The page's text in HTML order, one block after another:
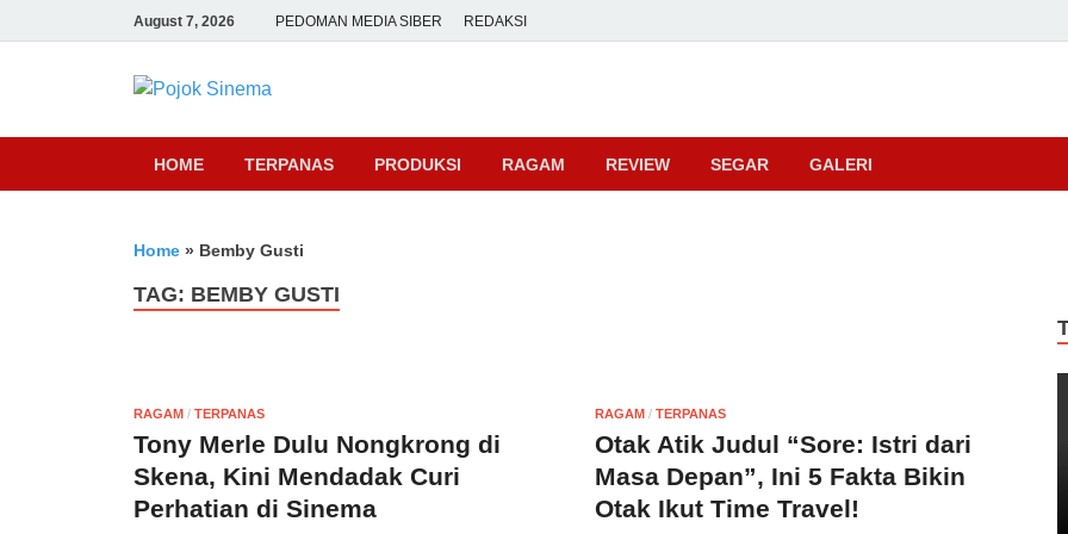
August 7, 2026 PEDOMAN MEDIA SIBER REDAKSI
Pojok Sinema
HOME TERPANAS PRODUKSI RAGAM REVIEW SEGAR GALERI
Home » Bemby Gusti
TAG: BEMBY GUSTI
RAGAM / TERPANAS
Tony Merle Dulu Nongkrong di
Skena, Kini Mendadak Curi
Perhatian di Sinema
RAGAM / TERPANAS
Otak Atik Judul “Sore: Istri dari
Masa Depan”, Ini 5 Fakta Bikin
Otak Ikut Time Travel!